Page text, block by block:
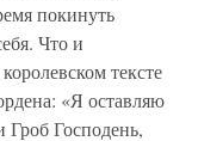
покинуть
Что и
тексте
«Я оставляю
Господень,